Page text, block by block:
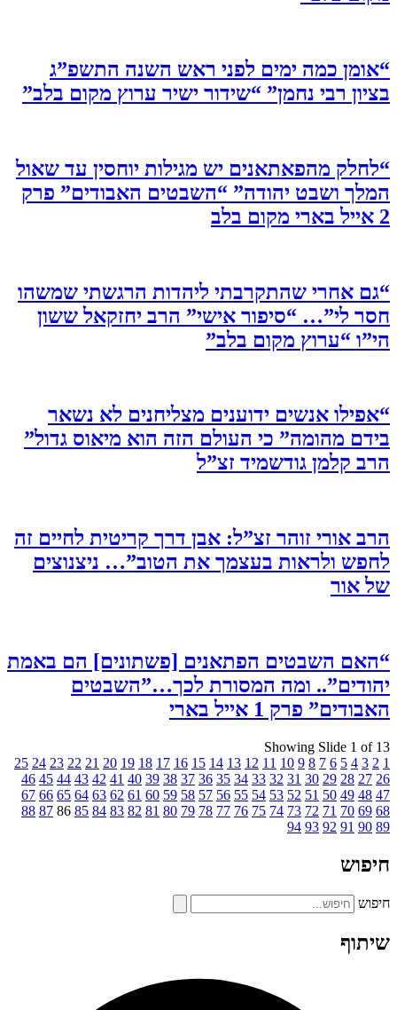
“אומן כמה ימים לפני ראש השנה התשפ”ג
בציון רבי נחמן” “שידור ישיר ערוץ מקום בלב”
“לחלק מהפאתאנים יש מגילות יוחסין עד שאול
המלך ושבט יהודה” “השבטים האבודים” פרק
2 אייל בארי מקום בלב
“גם אחרי שהתקרבתי ליהדות הרגשתי שמשהו
חסר לי”… “סיפור אישי” הרב יחזקאל ששון
הי”ו “ערוץ מקום בלב”
“אפילו אנשים ידוענים מצליחנים לא נשאר
בידם מהומה” כי העולם הזה הוא מיאוס גדול”
הרב קלמן גודשמיד זצ”ל
הרב אורי זוהר זצ”ל: אבן דרך קריטית לחיים זה
לחפש ולראות בעצמך את הטוב”… ניצנוצים
של אור
“האם השבטים הפתאנים [פשתונים] הם באמת
יהודים”.. ומה המסורת לכך…”השבטים
האבודים” פרק 1 אייל בארי
Showing Slide 1 of 13
1
2
3
4
5
6
7
8
9
10
11
12
13
14
15
16
17
18
19
20
21
22
23
24
25
26
27
28
29
30
31
32
33
34
35
36
37
38
39
40
41
42
43
44
45
46
47
48
49
50
51
52
53
54
55
56
57
58
59
60
61
62
63
64
65
66
67
68
69
70
71
72
73
74
75
76
77
78
79
80
81
82
83
84
85
86
87
88
89
90
91
92
93
94
חיפוש
חיפוש
שיתוף